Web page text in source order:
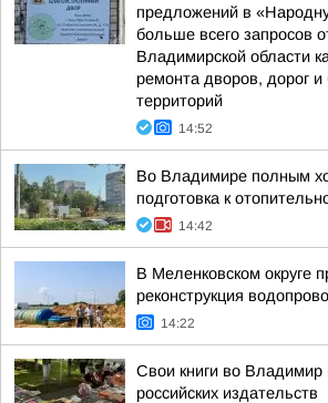
предложений в
больше всего запросов
Владимирской области
ремонта дворов, дорог и
территорий
14:52
Во Владимире полным
подготовка к
14:42
В Меленковском округе
реконструкция
14:22
Свои книги во Владимир
российских издательств